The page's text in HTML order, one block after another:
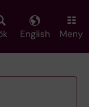
English Meny